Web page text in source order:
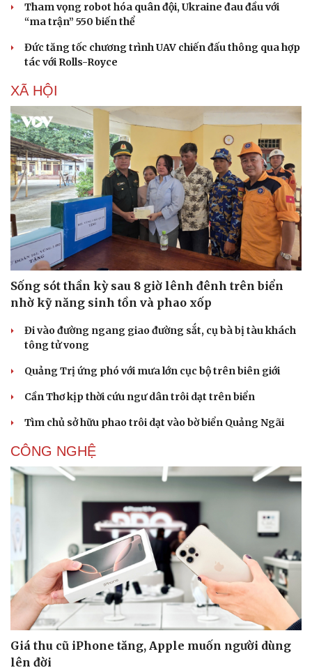
Sức khỏe
Dinh dưỡng - món ngon
Cây thuốc
Sản phụ khoa
Nhi khoa
Nam khoa
Làm đẹp - giảm cân
Phòng mạch online
Ăn sạch sống khỏe
Nhà đẹp
Blog
Tham vọng robot hóa quân đội, Ukraine đau đầu với
“ma trận” 550 biến thể
Đức tăng tốc chương trình UAV chiến đấu thông qua hợp
tác với Rolls-Royce
XÃ HỘI
Sống sót thần kỳ sau 8 giờ lênh đênh trên biển
nhờ kỹ năng sinh tồn và phao xốp
Đi vào đường ngang giao đường sắt, cụ bà bị tàu khách
tông tử vong
Quảng Trị ứng phó với mưa lớn cục bộ trên biên giới
Cần Thơ kịp thời cứu ngư dân trôi dạt trên biển
Tìm chủ sở hữu phao trôi dạt vào bờ biển Quảng Ngãi
CÔNG NGHỆ
Giá thu cũ iPhone tăng, Apple muốn người dùng
lên đời